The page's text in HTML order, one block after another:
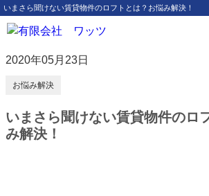
いまさら聞けない賃貸物件のロフトとは？お悩み解決！
2020年05月23日
お悩み解決
いまさら聞けない賃貸物件のロ
み解決！